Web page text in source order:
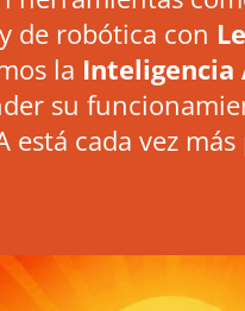
y de robótica con
la
su
está cada vez